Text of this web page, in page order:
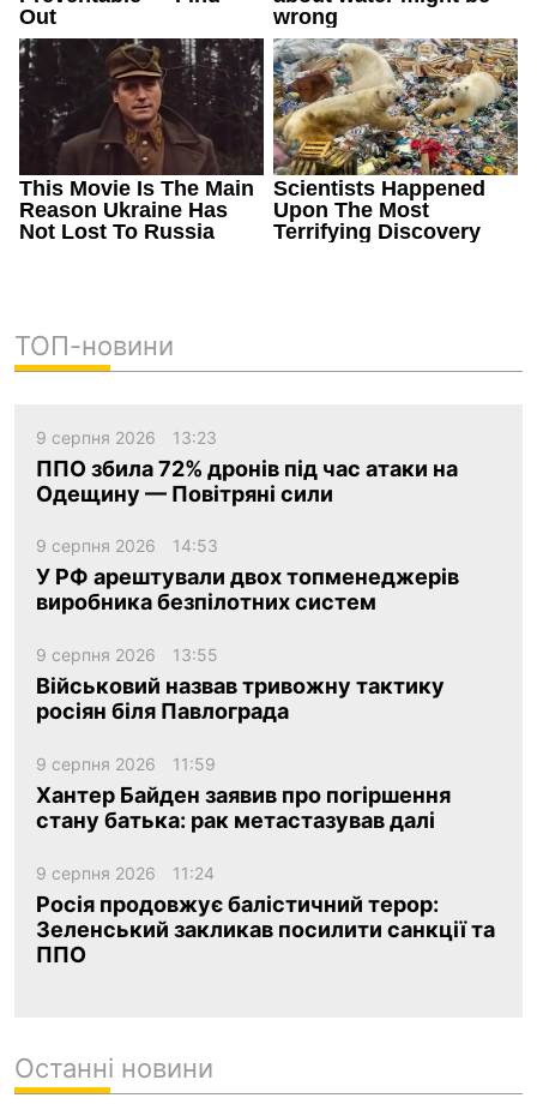
ТОП-новини
9 серпня 2026 13:23
ППО збила 72% дронів під час атаки на
Одещину — Повітряні сили
9 серпня 2026 14:53
У РФ арештували двох топменеджерів
виробника безпілотних систем
9 серпня 2026 13:55
Військовий назвав тривожну тактику
росіян біля Павлограда
9 серпня 2026 11:59
Хантер Байден заявив про погіршення
стану батька: рак метастазував далі
9 серпня 2026 11:24
Росія продовжує балістичний терор:
Зеленський закликав посилити санкції та
ППО
Останні новини